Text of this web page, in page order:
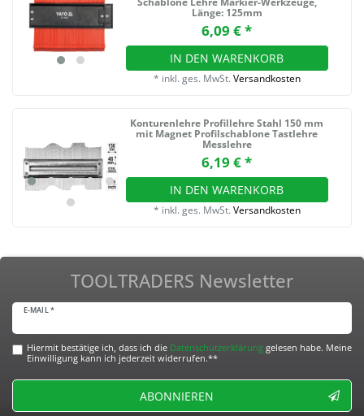
Länge: 125mm
6,09 € *
IN DEN WARENKORB
* inkl. ges. MwSt. Versandkosten
Konturenlehre Profillehre Stahl 150 mm
mit Magnet Profilschablone Tastlehre
Messlehre
6,19 € *
IN DEN WARENKORB
* inkl. ges. MwSt. Versandkosten
TOOLTRADERS Newsletter
E-MAIL *
Hiermit bestätige ich, dass ich die Daten­schutz­erklärunggelesen habe. Meine
Einwilligung kann ich jederzeit widerrufen.**
ABONNIEREN